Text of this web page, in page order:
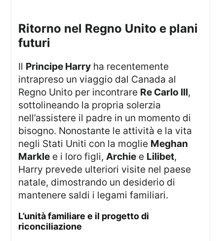
Ritorno nel Regno Unito e plani
futuri
Il Principe Harry ha recentemente
intrapreso un viaggio dal Canada al
Regno Unito per incontrare Re Carlo III,
sottolineando la propria solerzia
nell’assistere il padre in un momento di
bisogno. Nonostante le attività e la vita
negli Stati Uniti con la moglie Meghan
Markle e i loro figli,Archie e Lilibet,
Harry prevede ulteriori visite nel paese
natale, dimostrando un desiderio di
mantenere saldi i legami familiari.
L’unità familiare e il progetto di
riconciliazione